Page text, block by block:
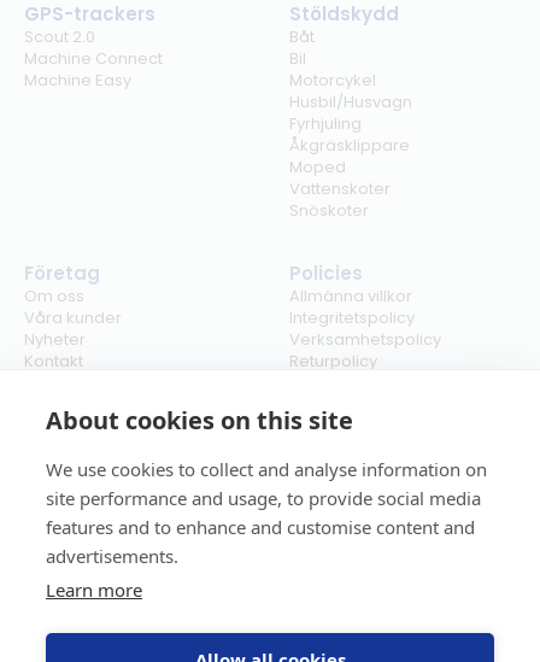
About cookies on this site
We use cookies to collect and analyse information on
site performance and usage, to provide social media
features and to enhance and customise content and
advertisements.
Learn more
GPS-trackers
Scout 2.0
Machine Connect
Machine Easy
Stöldskydd
Båt
Bil
Motorcykel
Husbil/Husvagn
Fyrhjuling
Åkgräsklippare
Moped
Vattenskoter
Snöskoter
Företag
Om oss
Våra kunder
Nyheter
Kontakt
Policies
Allmänna villkor
Integritetspolicy
Verksamhetspolicy
Returpolicy
Cookies